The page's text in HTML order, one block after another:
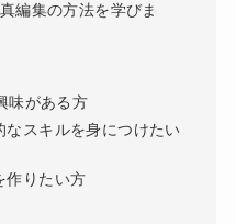
編集の方法を学びま
味がある方
スキルを身につけたい
作りたい方